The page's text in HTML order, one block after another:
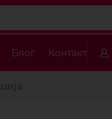
Блог Контакт